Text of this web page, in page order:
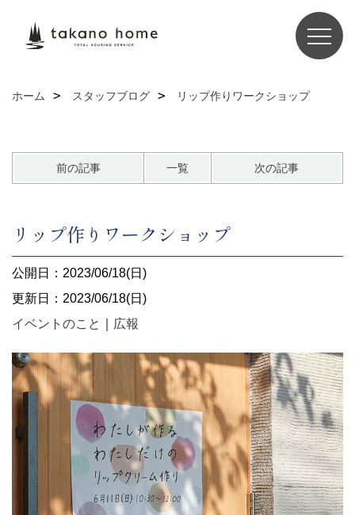
ホーム スタッフブログ リップ作りワークショップ
前の記事 一覧 次の記事
リップ作りワークショップ
公開日：2023/06/18(日)
更新日：2023/06/18(日)
イベントのこと
広報